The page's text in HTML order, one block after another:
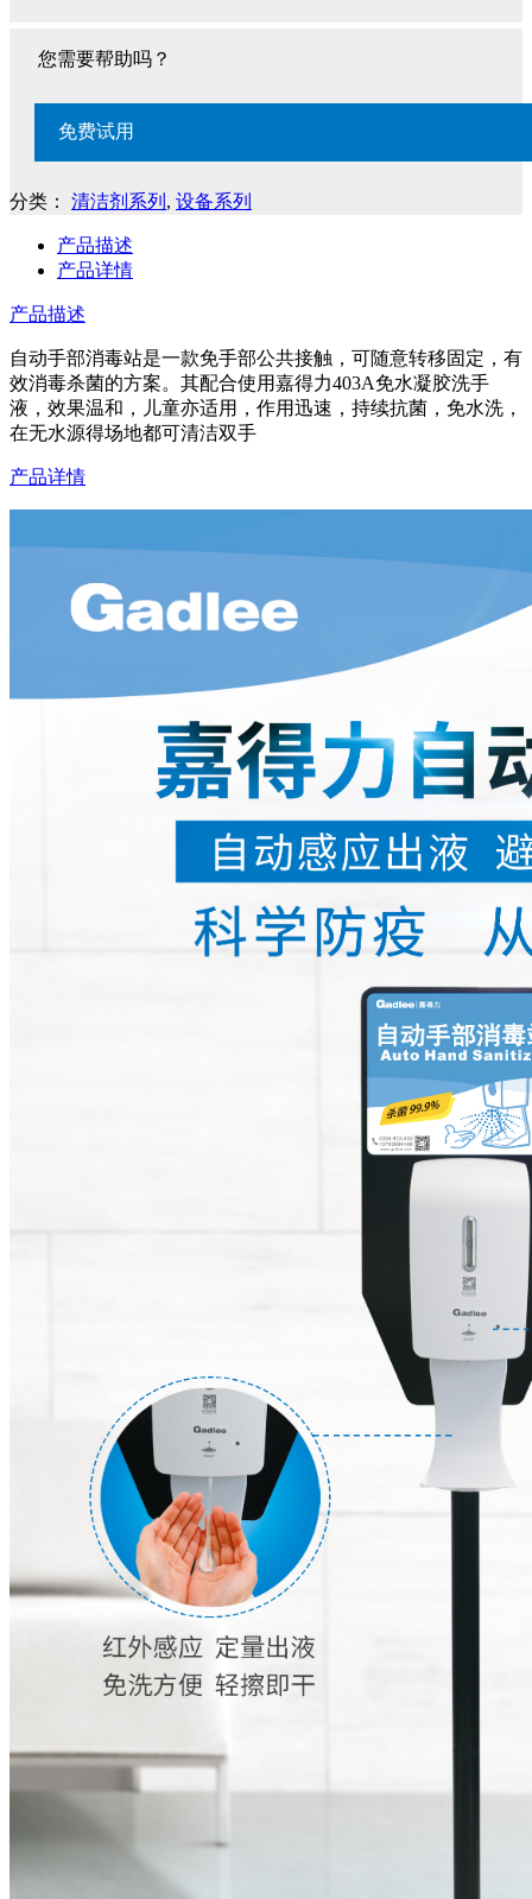
您需要帮助吗？
免费试用
分类： 清洁剂系列 , 设备系列
产品描述
产品详情
产品描述
自动手部消毒站是一款免手部公共接触，可随意转移固定，有
效消毒杀菌的方案。其配合使用嘉得力403A免水凝胶洗手
液，效果温和，儿童亦适用，作用迅速，持续抗菌，免水洗，
在无水源得场地都可清洁双手
产品详情